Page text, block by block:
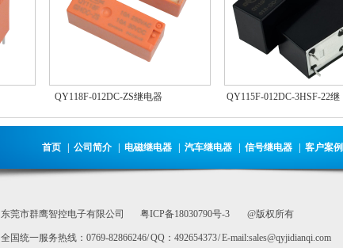
QY118F-012DC-ZS继电器
QY115F-012DC-3HSF-22继
首页 公司简介 电磁继电器 汽车继电器 信号继电器 客户案例
东莞市群鹰智控电子有限公司 粤ICP备18030790号-3 @版权所有
全国统一服务热线：0769-82866246/ QQ：492654373 / E-mail:sales@qyjidianqi.com